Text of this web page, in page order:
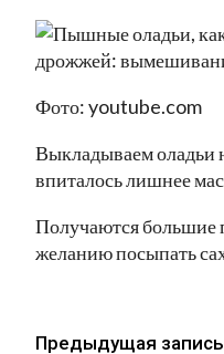
Фото: youtube.com
Выкладываем оладьи
впиталось лишнее
Получаются
желанию посыпать
Предыдущая запись